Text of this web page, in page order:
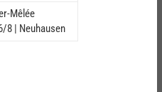
Mêlée
8 | Neuhausen